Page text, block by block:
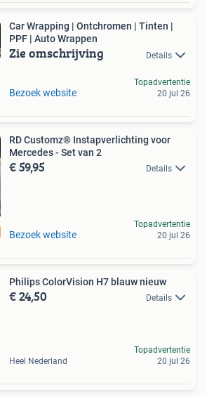
Car Wrapping | Ontchromen | Tinten |
PPF | Auto Wrappen
Zie omschrijving Details
Bezoek website
Topadvertentie
20 jul 26
RD Customz® Instapverlichting voor
Mercedes - Set van 2
€ 59,95 Details
Bezoek website
Topadvertentie
20 jul 26
Philips ColorVision H7 blauw nieuw
€ 24,50 Details
Heel Nederland
Topadvertentie
20 jul 26